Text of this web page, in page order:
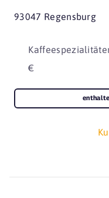
93047 Regensburg
€